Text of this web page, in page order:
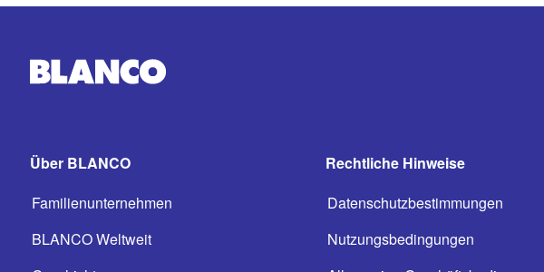
Über BLANCO
Familienunternehmen
BLANCO Weltweit
Rechtliche Hinweise
Datenschutzbestimmungen
Nutzungsbedingungen